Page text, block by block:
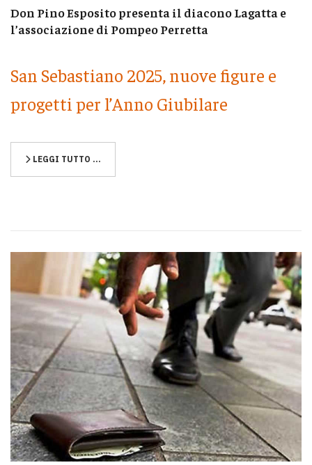
Don Pino Esposito presenta il diacono Lagatta e
l’associazione di Pompeo Perretta
San Sebastiano 2025, nuove figure e
progetti per l’Anno Giubilare
LEGGI TUTTO …